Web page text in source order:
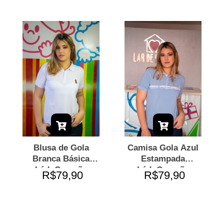
Blusa de Gola
Branca Básica
LádoCoração
R$79,90
Camisa Gola Azul
Estampada
LádoCoração
R$79,90